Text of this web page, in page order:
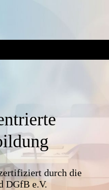
durch die
DGfB e.V.